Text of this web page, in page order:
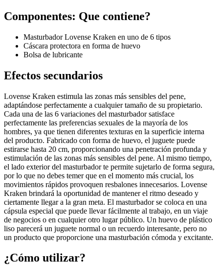
Componentes: Que contiene?
Masturbador Lovense Kraken en uno de 6 tipos
Cáscara protectora en forma de huevo
Bolsa de lubricante
Efectos secundarios
Lovense Kraken estimula las zonas más sensibles del pene,
adaptándose perfectamente a cualquier tamaño de su propietario.
Cada una de las 6 variaciones del masturbador satisface
perfectamente las preferencias sexuales de la mayoría de los
hombres, ya que tienen diferentes texturas en la superficie interna
del producto. Fabricado con forma de huevo, el juguete puede
estirarse hasta 20 cm, proporcionando una penetración profunda y
estimulación de las zonas más sensibles del pene. Al mismo tiempo,
el lado exterior del masturbador te permite sujetarlo de forma segura,
por lo que no debes temer que en el momento más crucial, los
movimientos rápidos provoquen resbalones innecesarios. Lovense
Kraken brindará la oportunidad de mantener el ritmo deseado y
ciertamente llegar a la gran meta. El masturbador se coloca en una
cápsula especial que puede llevar fácilmente al trabajo, en un viaje
de negocios o en cualquier otro lugar público. Un huevo de plástico
liso parecerá un juguete normal o un recuerdo interesante, pero no
un producto que proporcione una masturbación cómoda y excitante.
¿Cómo utilizar?